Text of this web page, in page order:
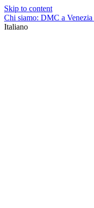
Skip to content
Chi siamo: DMC a Venezia
Italiano